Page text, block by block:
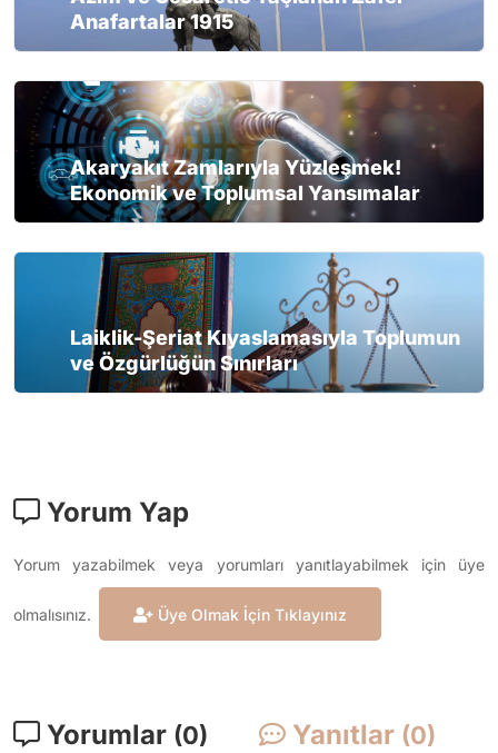
Anafartalar 1915
Akaryakıt Zamlarıyla Yüzleşmek!
Ekonomik ve Toplumsal Yansımalar
Laiklik-Şeriat Kıyaslamasıyla Toplumun
ve Özgürlüğün Sınırları
Yorum Yap
Yorum yazabilmek veya yorumları yanıtlayabilmek için üye
olmalısınız. Üye Olmak İçin Tıklayınız
Yorumlar (0) Yanıtlar (0)